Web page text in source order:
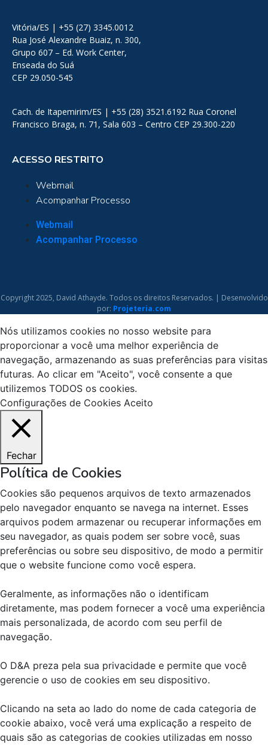
Vitória/ES | +55 (27) 3345.0012
Rua José Alexandre Buaiz, n. 300,
Grupo 607 – Ed. Work Center,
Enseada do Suá
CEP 29.050-545
Cach. de Itapemirim/ES | +55 (28) 3521.6192 Rua Coronel
Francisco Braga, n. 71, Sala 603 – Centro CEP 29.300-220
ACESSO RESTRITO
Webmail
Acompanhar Processo
Webmail
Acompanhar Processo
Copyright 2025, David Athayde. Todos os direitos Reservados. | Desenvolvido
por: Projeteria.com
Nós utilizamos cookies no nosso website para
proporcionar a você uma melhor experiência de
navegação, armazenando as suas preferências para visitas
futuras. Ao clicar em "Aceito", você consente a que
utilizemos TODOS os cookies.
Configurações de Cookies Aceito
Fechar
Política de Cookies
Cookies são pequenos arquivos de texto armazenados
pelo navegador enquanto se navega na internet. Esses
arquivos podem armazenar ou recuperar informações em
seu navegador, as quais podem ser sobre você, suas
preferências ou sobre seu dispositivo, de modo a permitir
que o website funcione como você espera.
Geralmente, as informações não o identificam
diretamente, mas podem fornecer a você uma experiência
mais personalizada, de acordo com seu perfil de
navegação.
O D&A preza pela sua privacidade e permite que você
gerencie o uso de cookies em seu dispositivo.
Clicando na seta ao lado do nome de cada categoria de
cookie abaixo, você verá uma explicação a respeito de
quais são as categorias de cookies utilizadas em nosso